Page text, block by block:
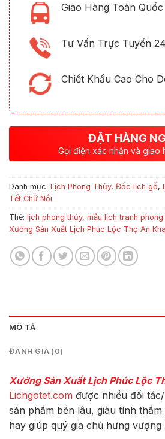
Giao Hàng Toàn
Tư Vấn Trực Tuyến
Chiết Khấu Cao Cho
ĐẶT HÀNG
Gọi điện xác nhận và giao
Danh mục: Lịch Phong Thủy, Đốc lịch gỗ,
Tết Chữ Nổi
Thẻ: lịch phong thủy, mẫu lịch tranh
Xưởng Sản Xuất Lịch Phúc Lộc Thọ An
MÔ TẢ
ĐÁNH GIÁ (0)
Xưởng Sản Xuất Lịch Phúc Lộc
Lichgotet.com được nhiều đối
sản phẩm bền lâu, giàu tính
hay giúp quý gia chủ hưng vượng